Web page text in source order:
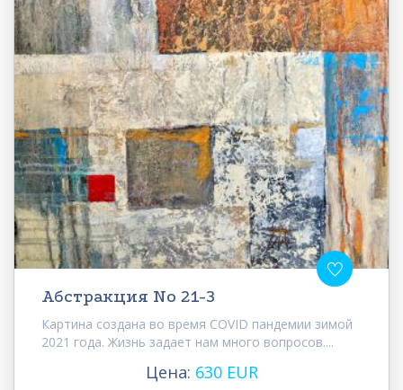
Абстракция No 21-3
Картина создана во время COVID пандемии зимой
2021 года. Жизнь задает нам много вопросов....
Цена: 630 EUR